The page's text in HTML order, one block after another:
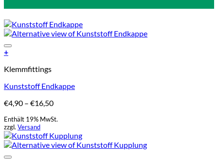
+
Produkt
mehrere
auf.
Die
Optionen
können
auf
Klemmfittings
Kunststoff Endkappe
€4,90 – €16,50Preisspanne:
bis
Enthält 19% MwSt.
zzgl. Versand